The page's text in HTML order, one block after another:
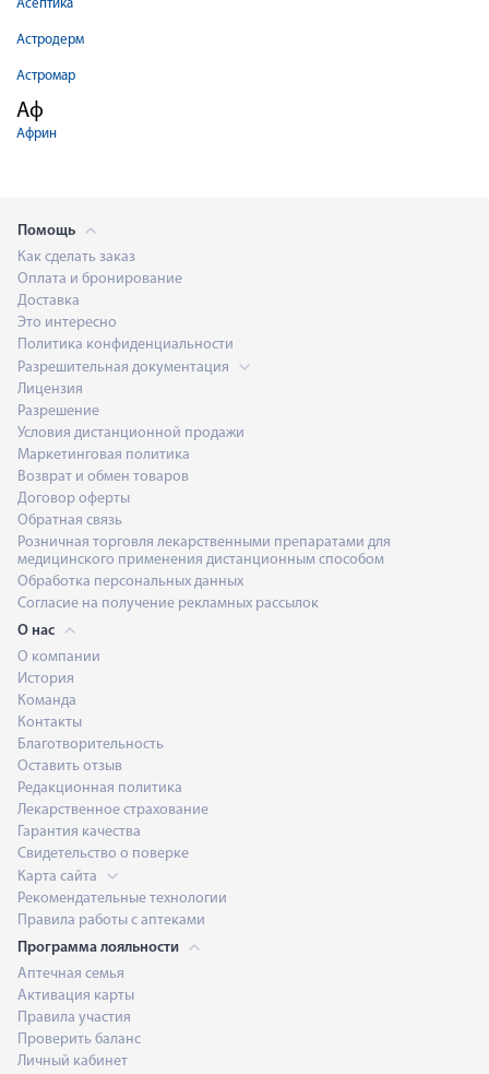
Асептика
Астродерм
Астромар
Аф
Африн
Помощь
Как сделать заказ
Оплата и бронирование
Доставка
Это интересно
Политика конфиденциальности
Разрешительная документация
Лицензия
Разрешение
Условия дистанционной продажи
Маркетинговая политика
Возврат и обмен товаров
Договор оферты
Обратная связь
Розничная торговля лекарственными препаратами для
медицинского применения дистанционным способом
Обработка персональных данных
Согласие на получение рекламных рассылок
О нас
О компании
История
Команда
Контакты
Благотворительность
Оставить отзыв
Редакционная политика
Лекарственное страхование
Гарантия качества
Свидетельство о поверке
Карта сайта
Рекомендательные технологии
Правила работы с аптеками
Программа лояльности
Аптечная семья
Активация карты
Правила участия
Проверить баланс
Личный кабинет